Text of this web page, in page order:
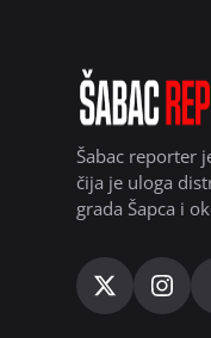
Šabac reporter
čija je uloga
grada Šapca i